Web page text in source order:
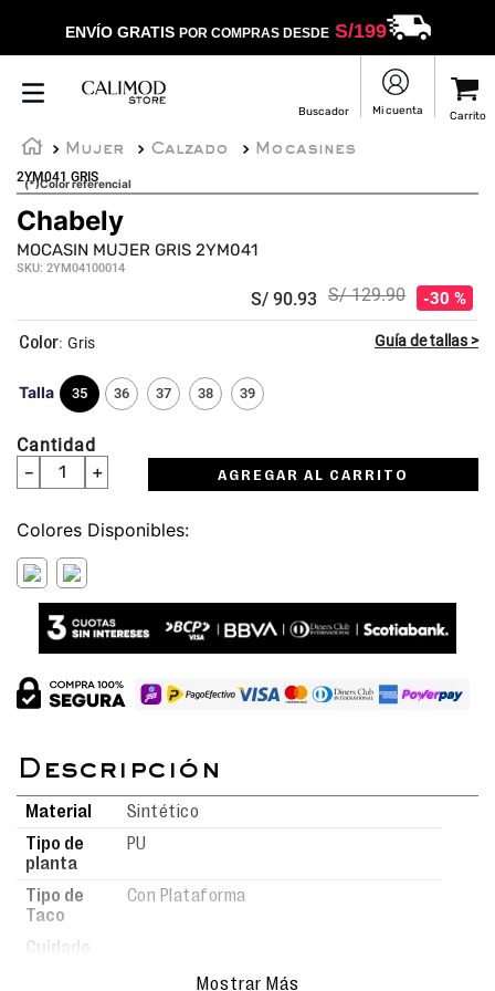
ENVÍO GRATIS POR COMPRAS DESDES/199
Mujer Calzado
Mocasines
2YM041 GRIS
(*)Color referencial
Chabely
MOCASIN MUJER GRIS 2YM041
SKU: 2YM04100014
S/ 90.93 S/ 129.90 30 %
Talla 35 36 37 38 39
: Gris
Cantidad
＋
－ AGREGAR AL CARRITO
Colores
Material
Sintético
Tipo de
planta
PU
Tipo de
Taco
Con Plataforma
Cuidado
óptimas condiciones, límpialos con
Mostrar Más